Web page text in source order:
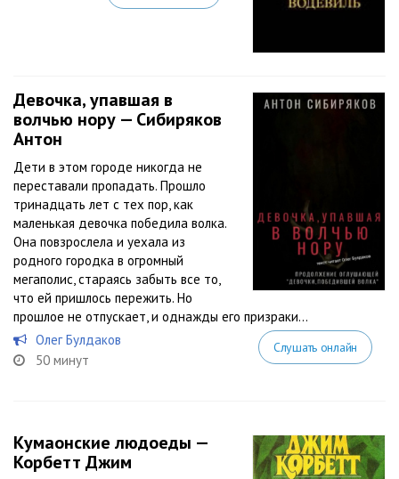
Девочка, упавшая в
волчью нору — Сибиряков
Антон
Дети в этом городе никогда не
переставали пропадать. Прошло
тринадцать лет с тех пор, как
маленькая девочка победила волка.
Она повзрослела и уехала из
родного городка в огромный
мегаполис, стараясь забыть все то,
что ей пришлось пережить. Но
прошлое не отпускает, и однажды его призраки...
Олег Булдаков
50 минут
Слушать онлайн
Кумаонские людоеды —
Корбетт Джим